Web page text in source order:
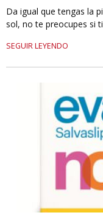
Da igual que tengas la
sol, no te preocupes si
SEGUIR LEYENDO